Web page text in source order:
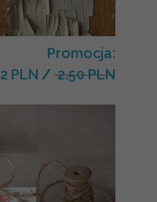
Promocja:
2 PLN / 2.50 PLN